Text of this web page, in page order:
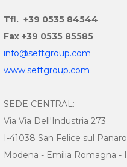
Tfl. +39 0535 84544
Fax +39 0535 85585
info@seftgroup.com
www.seftgroup.com
SEDE CENTRAL:
Via Via Dell'Industria 273
I-41038 San Felice sul Panaro
Modena - Emilia Romagna -